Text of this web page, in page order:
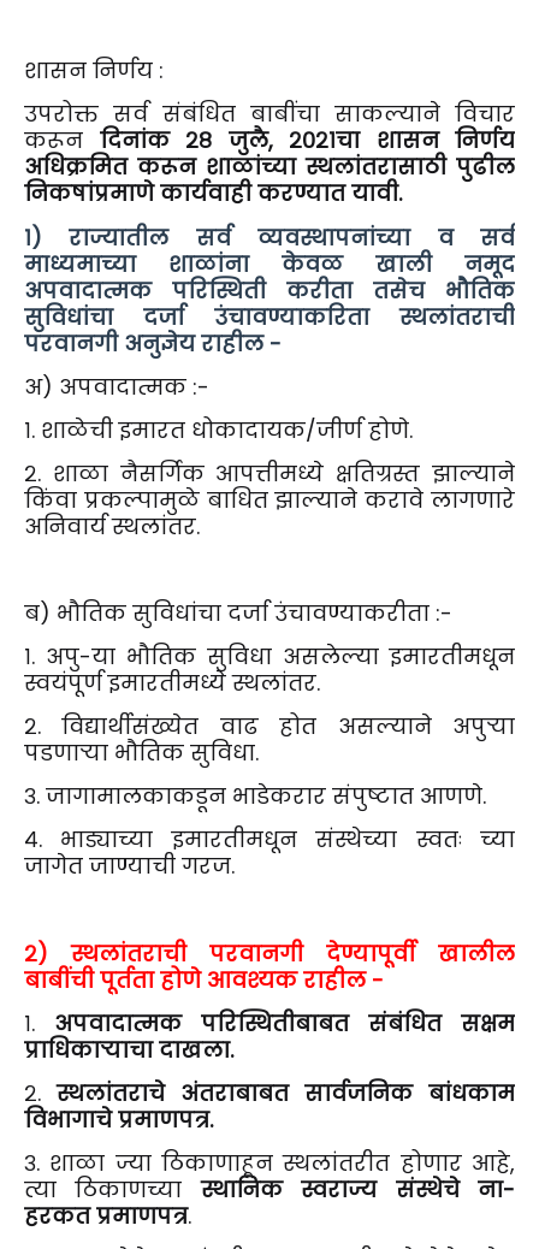
शासन निर्णय :
उपरोक्त सर्व संबंधित बाबींचा साकल्याने विचार
करून दिनांक २८ जुलै, २०२१चा शासन निर्णय
अधिक्रमित करून शाळांच्या स्थलांतरासाठी पुढील
निकषांप्रमाणे कार्यवाही करण्यात यावी.
१) राज्यातील सर्व व्यवस्थापनांच्या व सर्व
माध्यमाच्या शाळांना केवळ खाली नमूद
अपवादात्मक परिस्थिती करीता तसेच भौतिक
सुविधांचा दर्जा उंचावण्याकरिता स्थलांतराची
परवानगी अनुज्ञेय राहील -
अ) अपवादात्मक :-
१. शाळेची इमारत धोकादायक/जीर्ण होणे.
२. शाळा नैसर्गिक आपत्तीमध्ये क्षतिग्रस्त झाल्याने
किंवा प्रकल्पामुळे बाधित झाल्याने करावे लागणारे
अनिवार्य स्थलांतर.
ब) भौतिक सुविधांचा दर्जा उंचावण्याकरीता :-
१. अपु-या भौतिक सुविधा असलेल्या इमारतीमधून
स्वयंपूर्ण इमारतीमध्ये स्थलांतर.
२. विद्यार्थीसंख्येत वाढ होत असल्याने अपुऱ्या
पडणाऱ्या भौतिक सुविधा.
३. जागामालकाकडून भाडेकरार संपुष्टात आणणे.
४. भाड्याच्या इमारतीमधून संस्थेच्या स्वतः च्या
जागेत जाण्याची गरज.
२) स्थलांतराची परवानगी देण्यापूर्वी खालील
बाबींची पूर्तता होणे आवश्यक राहील -
१. अपवादात्मक परिस्थितीबाबत संबंधित सक्षम
प्राधिकाऱ्याचा दाखला.
२.स्थलांतराचे अंतराबाबत सार्वजनिक बांधकाम
विभागाचे प्रमाणपत्र.
३. शाळा ज्या ठिकाणाहून स्थलांतरीत होणार आहे,
त्या ठिकाणच्यास्थानिक स्वराज्य संस्थेचे ना-
हरकत प्रमाणपत्र.